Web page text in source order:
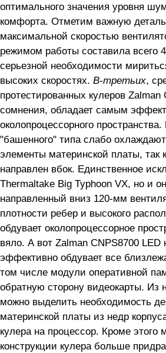
оптимального значения уровня
комфорта. Отметим важную
максимальной скоростью
режимом работы составила всего
серьезной необходимости
высоких скоростях. В-третьих,
протестированных кулеров Zalman
сомнения, обладает самым
околопроцессорного
"башенного" типа слабо
элементы материнской платы, так
направлен вбок. Единственное
Thermaltake Big Typhoon VX, но и
направленный вниз 120-мм
плотности ребер и высокого
обдувает околопроцессорное
вяло. А вот Zalman CNPS8700 LED
эффективно обдувает все
том числе модули оперативной
обратную сторону видеокарты. Из
можно выделить необходимость
материнской платы из недр
кулера на процессор. Кроме этого
конструкции кулера больше